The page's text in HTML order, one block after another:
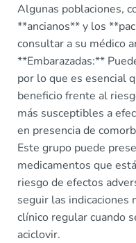
Algunas poblaciones,
**ancianos** y los
consultar a su médico
**Embarazadas:**
por lo que es esencial
beneficio frente al
más susceptibles a
en presencia de
Este grupo puede
medicamentos que
riesgo de efectos
seguir las indicaciones
clínico regular cuando
aciclovir.